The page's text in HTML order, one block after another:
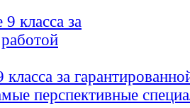
за
перспективные